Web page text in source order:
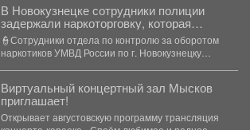
В Новокузнецке сотрудники полиции
задержали наркоторговку, которая
планировала сбыть партию
карфентанила в особо крупном размере
👮Сотрудники отдела по контролю за оборотом
наркотиков УМВД России по г. Новокузнецку
Виртуальный концертный зал Мысков
приглашает!
Открывает августовскую программу трансляция